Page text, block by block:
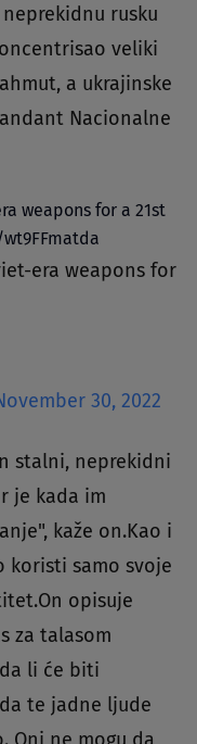
rusku
veliki
a ukrajinske
Nacionalne
weapons for a 21st
era weapons for
30, 2022
stalni, neprekidni
je kada im
kaže on.Kao i
koristi samo svoje
opisuje
za talasom
li će biti
te jadne ljude
Oni ne mogu da